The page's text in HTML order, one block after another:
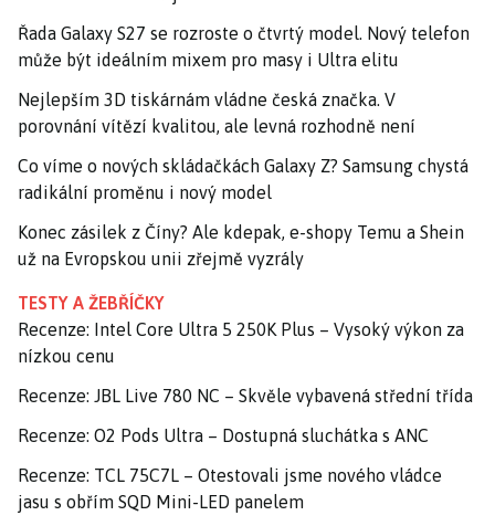
Řada Galaxy S27 se rozroste o čtvrtý model. Nový telefon
může být ideálním mixem pro masy i Ultra elitu
Nejlepším 3D tiskárnám vládne česká značka. V
porovnání vítězí kvalitou, ale levná rozhodně není
Co víme o nových skládačkách Galaxy Z? Samsung chystá
radikální proměnu i nový model
Konec zásilek z Číny? Ale kdepak, e-shopy Temu a Shein
už na Evropskou unii zřejmě vyzrály
TESTY A ŽEBŘÍČKY
Recenze: Intel Core Ultra 5 250K Plus – Vysoký výkon za
nízkou cenu
Recenze: JBL Live 780 NC – Skvěle vybavená střední třída
Recenze: O2 Pods Ultra – Dostupná sluchátka s ANC
Recenze: TCL 75C7L – Otestovali jsme nového vládce
jasu s obřím SQD Mini-LED panelem